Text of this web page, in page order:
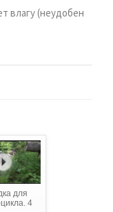
влагу (неудобен
для
4